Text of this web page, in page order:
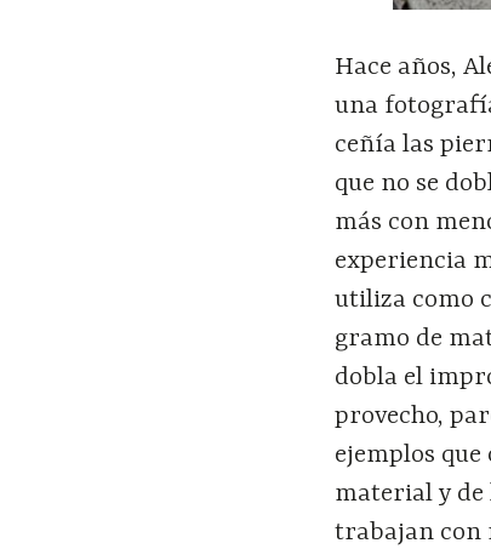
Hace años,
una
ceñía las
que no se
más con
experiencia
utiliza como
gramo de
dobla el
provecho,
ejemplos
material y
trabajan con